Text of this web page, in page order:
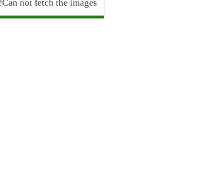
Can not fetch the images!